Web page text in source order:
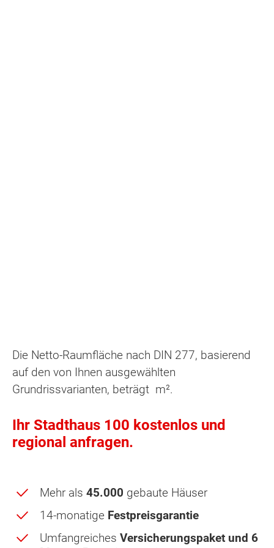
Die Netto-Raumfläche nach DIN 277, basierend
auf den von Ihnen ausgewählten
Grundrissvarianten, beträgt m².
Ihr Stadthaus 100 kostenlos und
regional anfragen.
Mehr als 45.000 gebaute Häuser
14-monatige Festpreisgarantie
Umfangreiches Versicherungspaket und 6